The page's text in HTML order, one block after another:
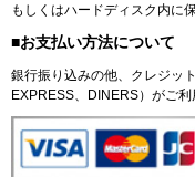
もしくはハードディスク内に
■お支払い方法について
銀行振り込みの他、クレジッ
EXPRESS、DINERS）がご利